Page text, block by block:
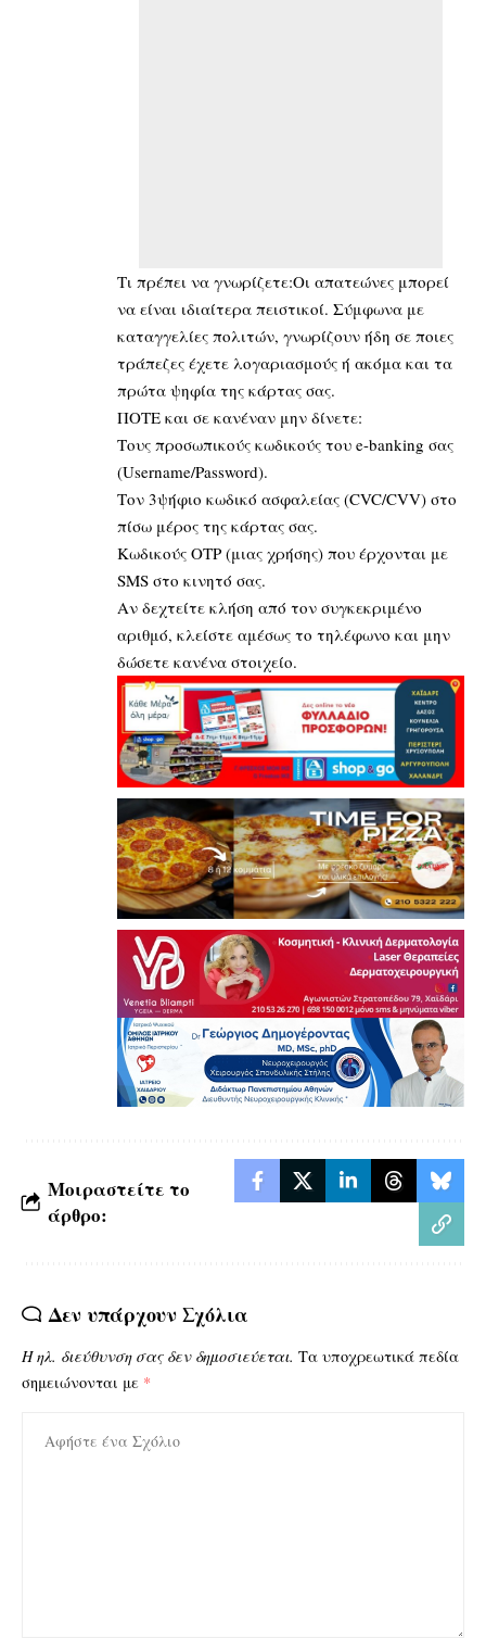
Τι πρέπει να γνωρίζετε:Οι απατεώνες μπορεί
να είναι ιδιαίτερα πειστικοί. Σύμφωνα με
καταγγελίες πολιτών, γνωρίζουν ήδη σε ποιες
τράπεζες έχετε λογαριασμούς ή ακόμα και τα
πρώτα ψηφία της κάρτας σας.
ΠΟΤΕ και σε κανέναν μην δίνετε:
Τους προσωπικούς κωδικούς του e-banking σας
(Username/Password).
Τον 3ψήφιο κωδικό ασφαλείας (CVC/CVV) στο
πίσω μέρος της κάρτας σας.
Κωδικούς OTP (μιας χρήσης) που έρχονται με
SMS στο κινητό σας.
Αν δεχτείτε κλήση από τον συγκεκριμένο
αριθμό, κλείστε αμέσως το τηλέφωνο και μην
δώσετε κανένα στοιχείο.
Μοιραστείτε το
άρθρο:
Δεν υπάρχουν Σχόλια
Η ηλ. διεύθυνση σας δεν δημοσιεύεται. Τα υποχρεωτικά πεδία
σημειώνονται με *